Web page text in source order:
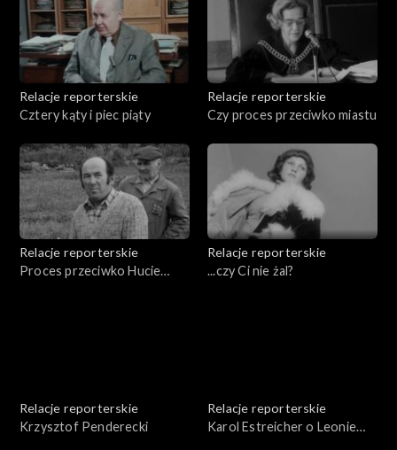
Relacje reporterskie
Cztery kąty i piec piąty
Relacje reporterskie
Czy proces przeciwko miastu
Relacje reporterskie
Proces przeciwko Hucie
Relacje reporterskie
...czy Ci nie żal?
Relacje reporterskie
Krzysztof Penderecki
Relacje reporterskie
Karol Estreicher o Leonie